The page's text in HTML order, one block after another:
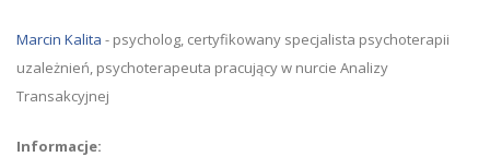
Marcin Kalita - psycholog, certyfikowany specjalista psychoterapii
uzależnień, psychoterapeuta pracujący w nurcie Analizy
Transakcyjnej
Informacje: